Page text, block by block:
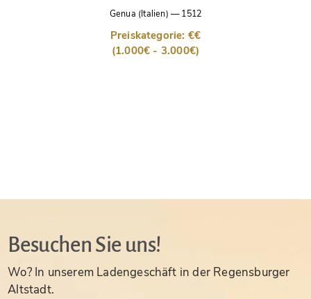
Genua (Italien) —1512
Preiskategorie: €€
(1.000€ - 3.000€)
Besuchen Sie uns!
Wo? In unserem Ladengeschäft in der Regensburger
Altstadt.